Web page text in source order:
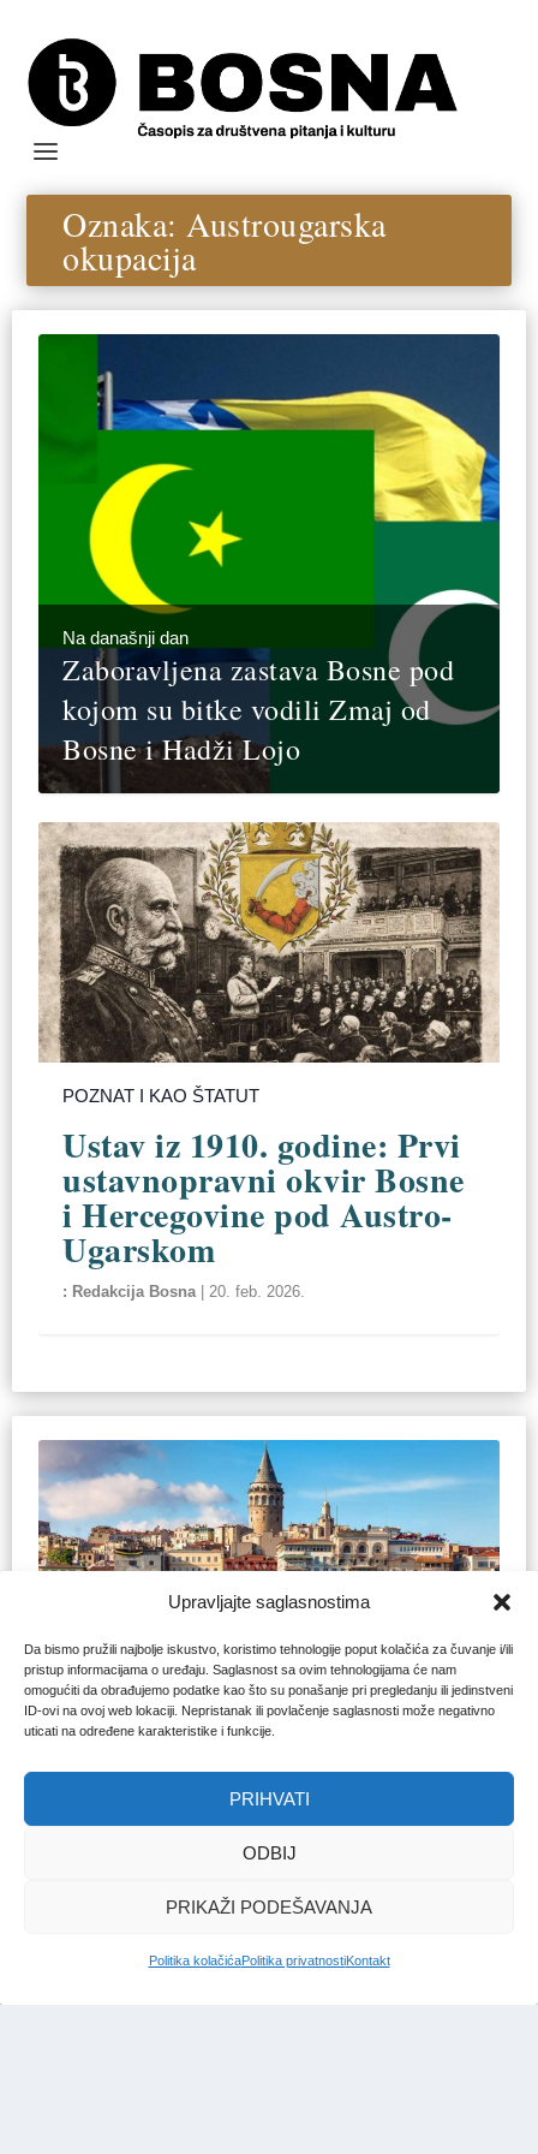
Upravljajte saglasnostima
Da bismo pružili najbolje iskustvo, koristimo tehnologije poput kolačića za čuvanje i/ili
pristup informacijama o uređaju. Saglasnost sa ovim tehnologijama će nam
omogućiti da obrađujemo podatke kao što su ponašanje pri pregledanju ili jedinstveni
ID-ovi na ovoj web lokaciji. Nepristanak ili povlačenje saglasnosti može negativno
uticati na određene karakteristike i funkcije.
PRIHVATI
ODBIJ
PRIKAŽI PODEŠAVANJA
Politika kolačićaPolitika privatnostiKontakt
Oznaka:Austrougarska
okupacija
Na današnji dan
Zaboravljena zastava Bosne pod
kojom su bitke vodili Zmaj od
Bosne i Hadži Lojo
POZNAT I KAO ŠTATUT
Ustav iz 1910. godine: Prvi
ustavnopravni okvir Bosne
i Hercegovine pod Austro-
Ugarskom
Redakcija Bosna|20. feb. 2026.
Nakon 150 godina muhadžerluka
Bošnjaka je danas više po
svijetu nego u domovini